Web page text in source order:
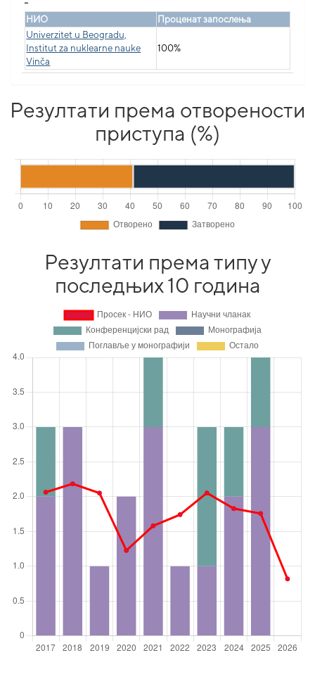
НИО
Проценат запослења
Univerzitet u Beogradu,
Institut za nuklearne nauke
Vinča
100%
Резултати према отворености
приступа (%)
Резултати према типу у
последњих 10 година